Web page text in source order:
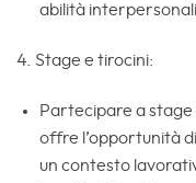
abilità interpersonali
4. Stage e tirocini:
Partecipare a
offre l’opportunità
un contesto